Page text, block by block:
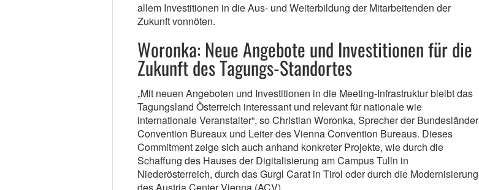
allem Investitionen in die Aus- und Weiterbildung der Mitarbeitenden der
Zukunft vonnöten.
Woronka: Neue Angebote und Investitionen für die
Zukunft des Tagungs-Standortes
„Mit neuen Angeboten und Investitionen in die Meeting-Infrastruktur bleibt das
Tagungsland Österreich interessant und relevant für nationale wie
internationale Veranstalter“, so Christian Woronka, Sprecher der Bundesländer
Convention Bureaux und Leiter des Vienna Convention Bureaus. Dieses
Commitment zeige sich auch anhand konkreter Projekte, wie durch die
Schaffung des Hauses der Digitalisierung am Campus Tulln in
Niederösterreich, durch das Gurgl Carat in Tirol oder durch die Modernisierung